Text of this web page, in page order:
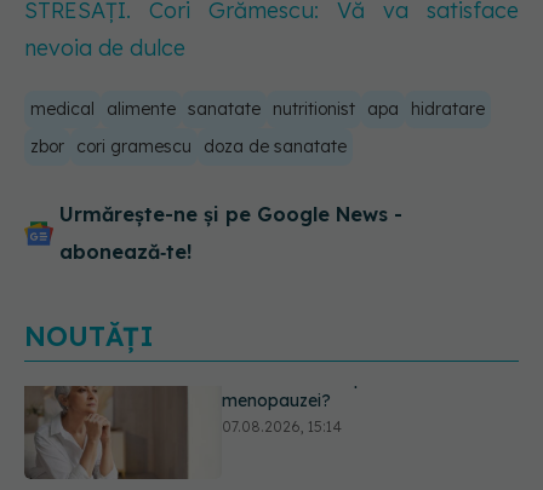
STRESAȚI. Cori Grămescu: Vă va satisface
nevoia de dulce
medical alimente sanatate nutritionist apa
hidratare
zbor
cori gramescu doza de sanatate
Urmărește-ne și pe Google News -
abonează‑te!
NOUTĂȚI
Ți-ai mărit buzele? Cele 4 greșeli